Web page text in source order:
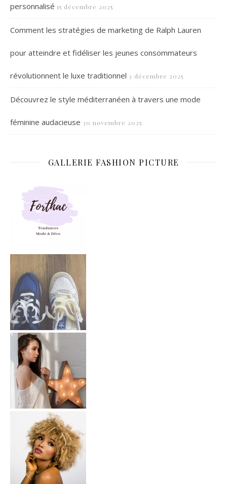
personnalisé 15 décembre 2025
Comment les stratégies de marketing de Ralph Lauren
pour atteindre et fidéliser les jeunes consommateurs
révolutionnent le luxe traditionnel 3 décembre 2025
Découvrez le style méditerranéen à travers une mode
féminine audacieuse 30 novembre 2025
GALLERIE FASHION PICTURE